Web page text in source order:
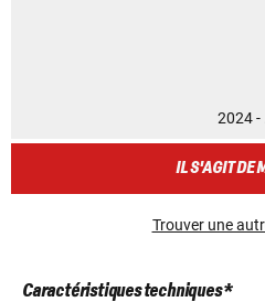
2024 -
IL S'AGIT DE
Trouver une
Caractéristiques techniques *